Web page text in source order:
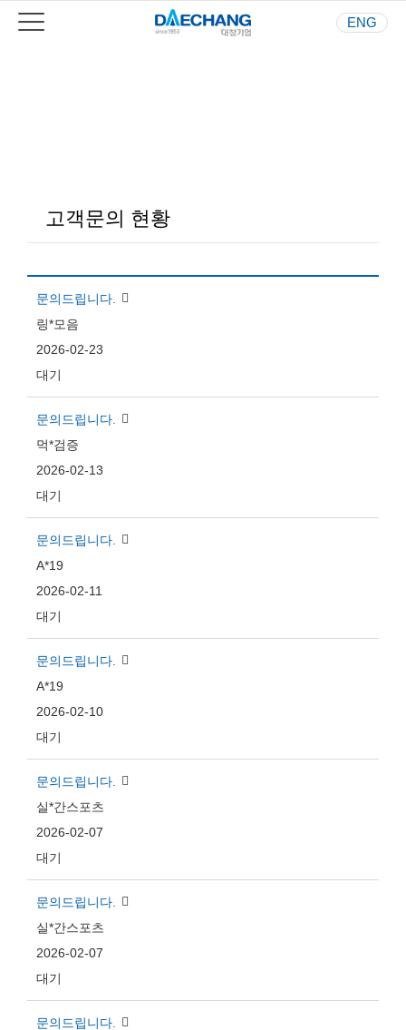
ENG
고객문의 현황
문의드립니다.
링*모음
2026-02-23
대기
문의드립니다.
먹*검증
2026-02-13
대기
문의드립니다.
A*19
2026-02-11
대기
문의드립니다.
A*19
2026-02-10
대기
문의드립니다.
실*간스포츠
2026-02-07
대기
문의드립니다.
실*간스포츠
2026-02-07
대기
문의드립니다.